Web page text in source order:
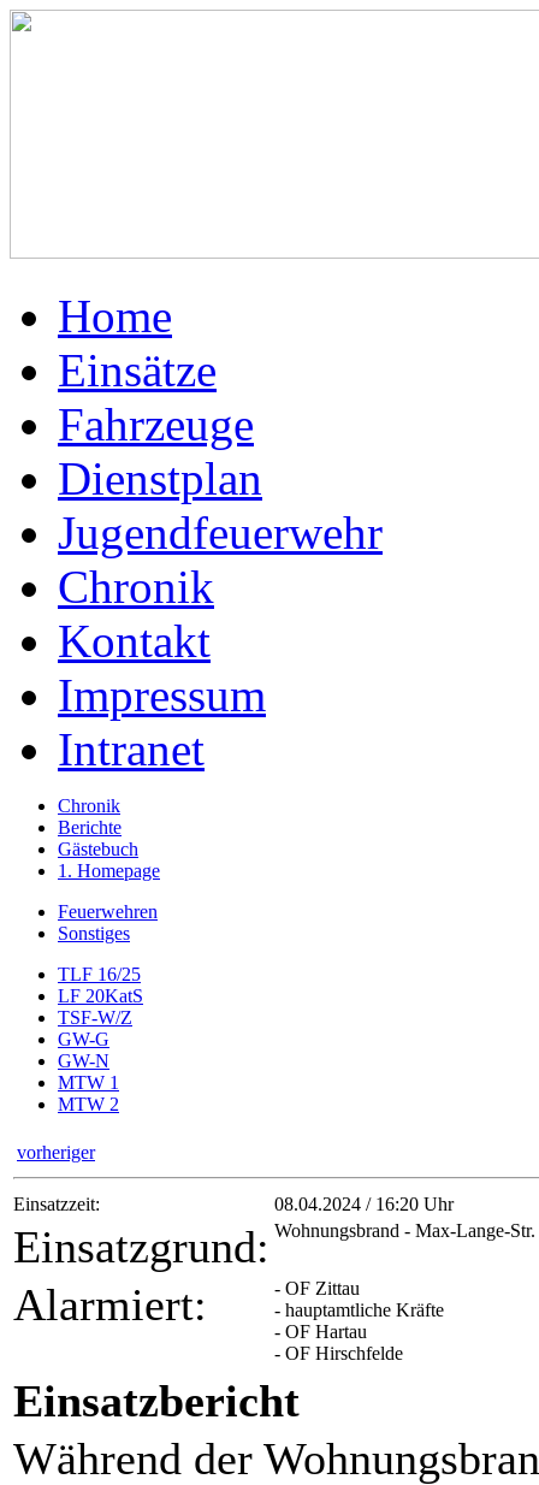
Home
Einsätze
Fahrzeuge
Dienstplan
Jugendfeuerwehr
Chronik
Kontakt
Impressum
Intranet
Chronik
Berichte
Gästebuch
1. Homepage
Feuerwehren
Sonstiges
TLF 16/25
LF 20KatS
TSF-W/Z
GW-G
GW-N
MTW 1
MTW 2
vorheriger
Einsatzzeit: 08.04.2024 / 16:20 Uhr
Einsatzgrund: Wohnungsbrand - Max-Lange-Str.
Alarmiert:
- OF Zittau
- hauptamtliche Kräfte
- OF Hartau
- OF Hirschfelde
Einsatzbericht
Während der